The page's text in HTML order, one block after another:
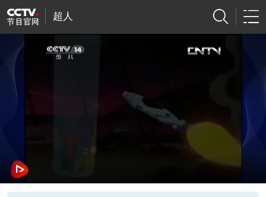
超人